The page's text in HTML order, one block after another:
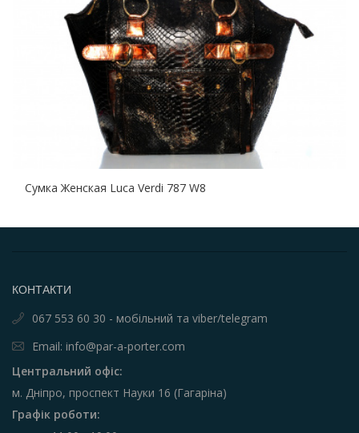
Сумка Женская Luca Verdi 787 W8
КОНТАКТИ
067 553 60 30 - мобільний та viber/telegram
Email: info@par-a-porter.com
Центральний офіс:
м. Дніпро, проспект Науки 16 (Гагаріна)
Графік роботи: